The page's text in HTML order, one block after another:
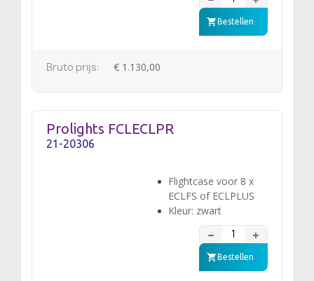
Bestellen
Bruto prijs: € 1.130,00
Prolights FCLECLPR
21-20306
Flightcase voor 8 x
ECLFS of ECLPLUS
Kleur: zwart
Bestellen